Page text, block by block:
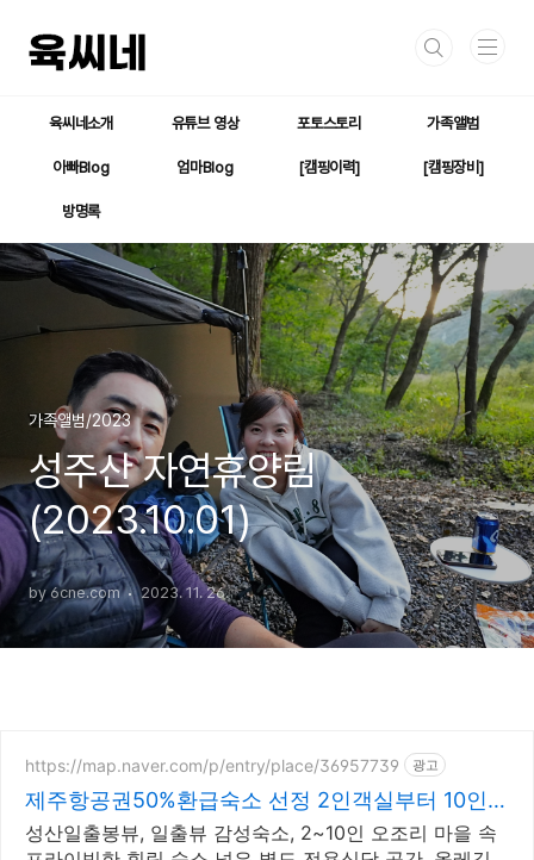
육씨네소개 유튜브 영상 포토스토리 가족앨범
아빠Blog 엄마Blog [캠핑이력] [캠핑장비]
방명록
가족앨범/2023
성주산 자연휴양림
(2023.10.01)
by 6cne.com 2023. 11. 26.
https://map.naver.com/p/entry/place/36957739 광고
제주항공권50%환급숙소 선정 2인객실부터 10인객
실 구성
성산일출봉뷰, 일출뷰 감성숙소, 2~10인 오조리 마을 속